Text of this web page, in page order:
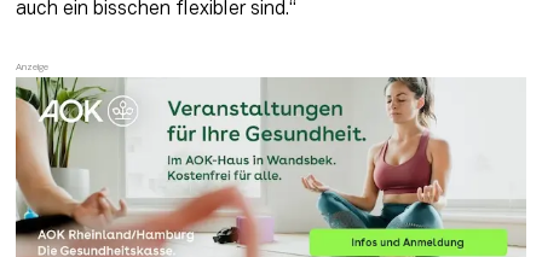
auch ein bisschen flexibler sind.“